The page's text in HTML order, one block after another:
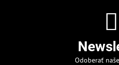
Odoberať